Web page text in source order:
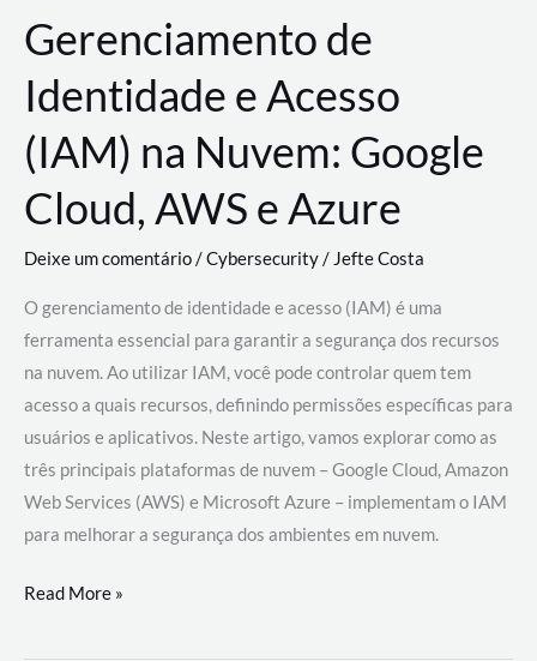
Gerenciamento de
Identidade e Acesso
(IAM) na Nuvem: Google
Cloud, AWS e Azure
Deixe um comentário/Cybersecurity/ Jefte Costa
O gerenciamento de identidade e acesso (IAM) é uma
ferramenta essencial para garantir a segurança dos recursos
na nuvem. Ao utilizar IAM, você pode controlar quem tem
acesso a quais recursos, definindo permissões específicas para
usuários e aplicativos. Neste artigo, vamos explorar como as
três principais plataformas de nuvem – Google Cloud, Amazon
Web Services (AWS) e Microsoft Azure – implementam o IAM
para melhorar a segurança dos ambientes em nuvem.
Gerenciamento
Read More »